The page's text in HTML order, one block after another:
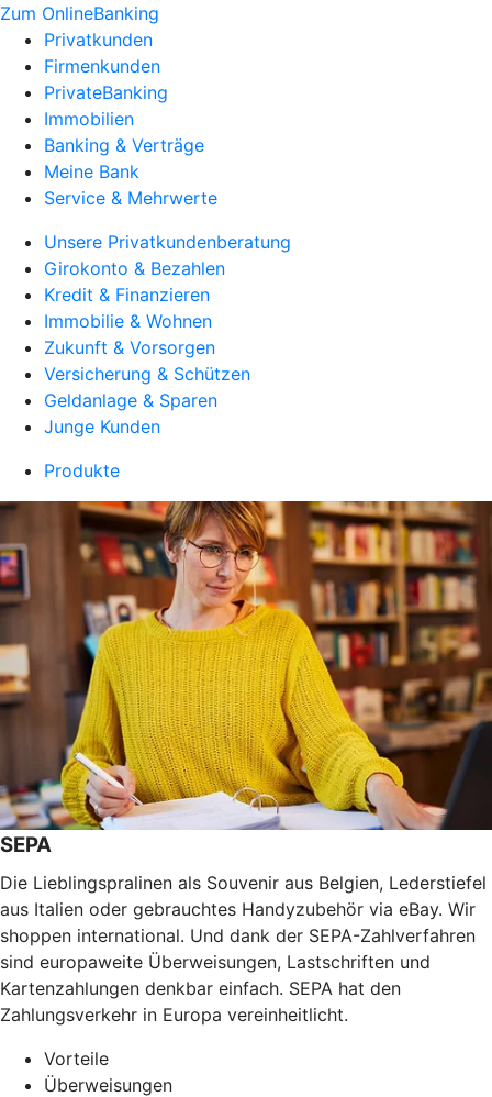
Zum OnlineBanking
Privatkunden
Firmenkunden
PrivateBanking
Immobilien
Banking & Verträge
Meine Bank
Service & Mehrwerte
Unsere Privatkundenberatung
Girokonto & Bezahlen
Kredit & Finanzieren
Immobilie & Wohnen
Zukunft & Vorsorgen
Versicherung & Schützen
Geldanlage & Sparen
Junge Kunden
Produkte
SEPA
Die Lieblingspralinen als Souvenir aus Belgien, Lederstiefel
aus Italien oder gebrauchtes Handyzubehör via eBay. Wir
shoppen international. Und dank der SEPA-Zahlverfahren
sind europaweite Überweisungen, Lastschriften und
Kartenzahlungen denkbar einfach. SEPA hat den
Zahlungsverkehr in Europa vereinheitlicht.
Vorteile
Überweisungen